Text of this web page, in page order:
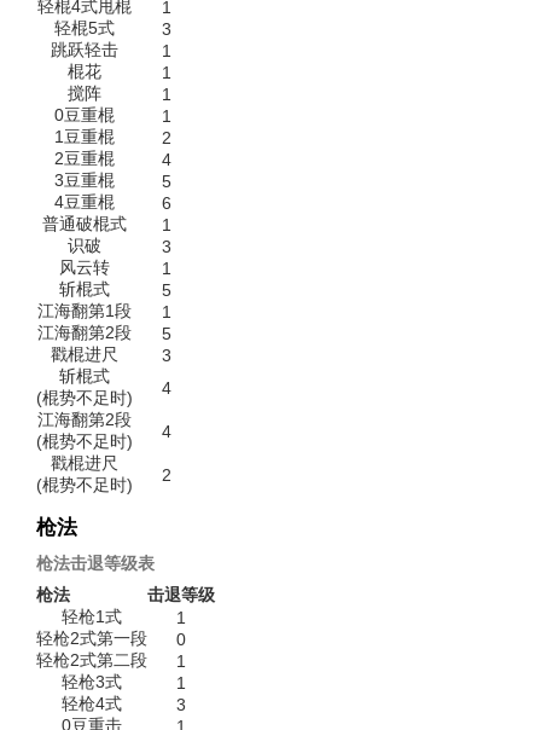
轻棍4式甩棍
1
轻棍5式
3
跳跃轻击
1
棍花
1
搅阵
1
0豆重棍
1
1豆重棍
2
2豆重棍
4
3豆重棍
5
4豆重棍
6
普通破棍式
1
识破
3
风云转
1
斩棍式
5
江海翻第1段
1
江海翻第2段
5
戳棍进尺
3
斩棍式
(棍势不足时)
4
江海翻第2段
(棍势不足时)
4
戳棍进尺
(棍势不足时)
2
枪法
枪法击退等级表
枪法
击退等级
轻枪1式
1
轻枪2式第一段
0
轻枪2式第二段
1
轻枪3式
1
轻枪4式
3
0豆重击